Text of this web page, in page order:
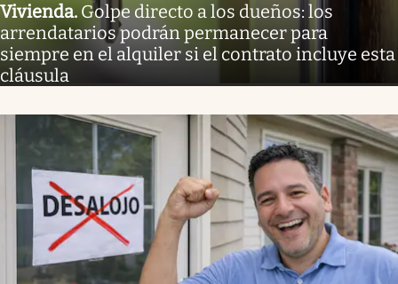
Vivienda. Golpe directo a los dueños: los
arrendatarios podrán permanecer para
siempre en el alquiler si el contrato incluye esta
cláusula